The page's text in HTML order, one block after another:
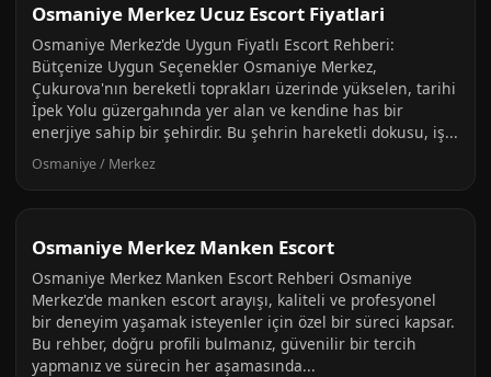
Osmaniye Merkez Ucuz Escort Fiyatlari
Osmaniye Merkez'de Uygun Fiyatlı Escort Rehberi:
Bütçenize Uygun Seçenekler Osmaniye Merkez,
Çukurova'nın bereketli toprakları üzerinde yükselen, tarihi
İpek Yolu güzergahında yer alan ve kendine has bir
enerjiye sahip bir şehirdir. Bu şehrin hareketli dokusu, iş...
Osmaniye / Merkez
Osmaniye Merkez Manken Escort
Osmaniye Merkez Manken Escort Rehberi Osmaniye
Merkez'de manken escort arayışı, kaliteli ve profesyonel
bir deneyim yaşamak isteyenler için özel bir süreci kapsar.
Bu rehber, doğru profili bulmanız, güvenilir bir tercih
yapmanız ve sürecin her aşamasında...